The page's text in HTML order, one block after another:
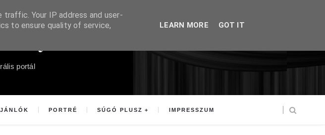
portál
PORTRÉ SÚGÓ PLUSZ IMPRESSZUM
Your IP address and user-
to ensure quality of service,
LEARN MORE GOT IT